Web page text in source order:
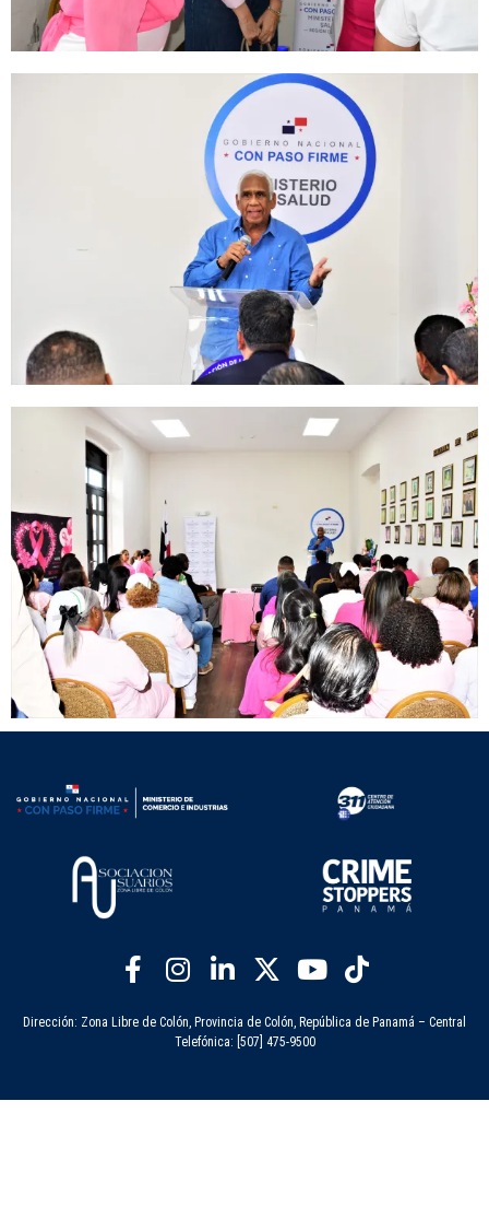
Dirección: Zona Libre de Colón, Provincia de Colón, República de Panamá – Central
Telefónica: [507] 475-9500